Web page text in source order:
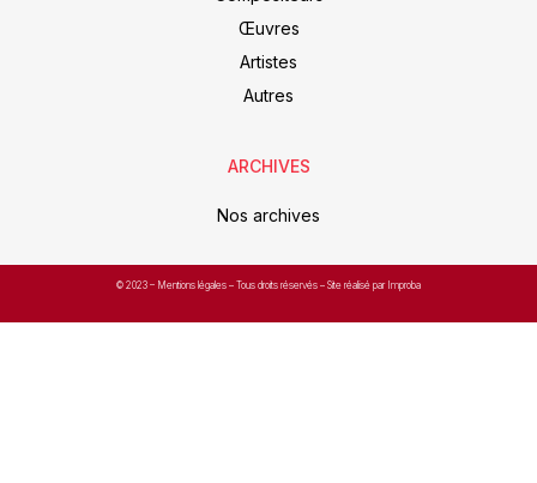
Œuvres
Artistes
Autres
ARCHIVES
Nos archives
© 2023 – Mentions légales – Tous droits réservés – Site réalisé par Improba